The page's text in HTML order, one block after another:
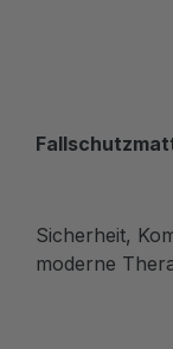
Sicherheit,
moderne